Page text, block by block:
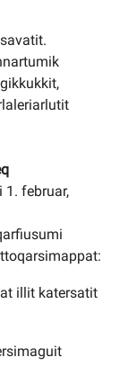
februar,
illit katersatit